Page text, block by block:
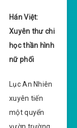
Hán Việt:
Xuyên thư chi
học thần hình
nữ phối
Lục An Nhiên
xuyên tiến
một quyển